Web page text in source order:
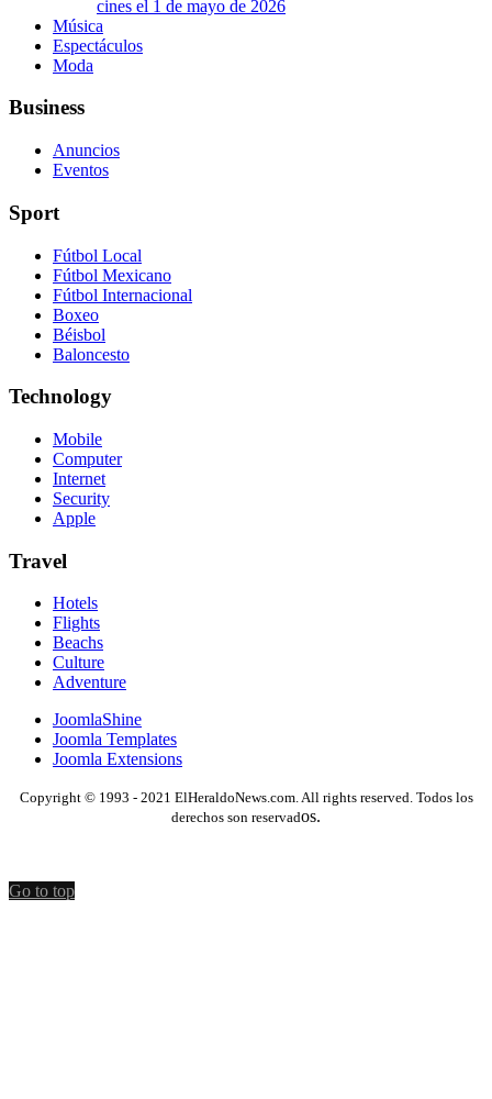
cines el 1 de mayo de 2026
Música
Espectáculos
Moda
Business
Anuncios
Eventos
Sport
Fútbol Local
Fútbol Mexicano
Fútbol Internacional
Boxeo
Béisbol
Baloncesto
Technology
Mobile
Computer
Internet
Security
Apple
Travel
Hotels
Flights
Beachs
Culture
Adventure
JoomlaShine
Joomla Templates
Joomla Extensions
Copyright © 1993 - 2021 ElHeraldoNews.com. All rights reserved. Todos los
derechos son reservados.
Go to top